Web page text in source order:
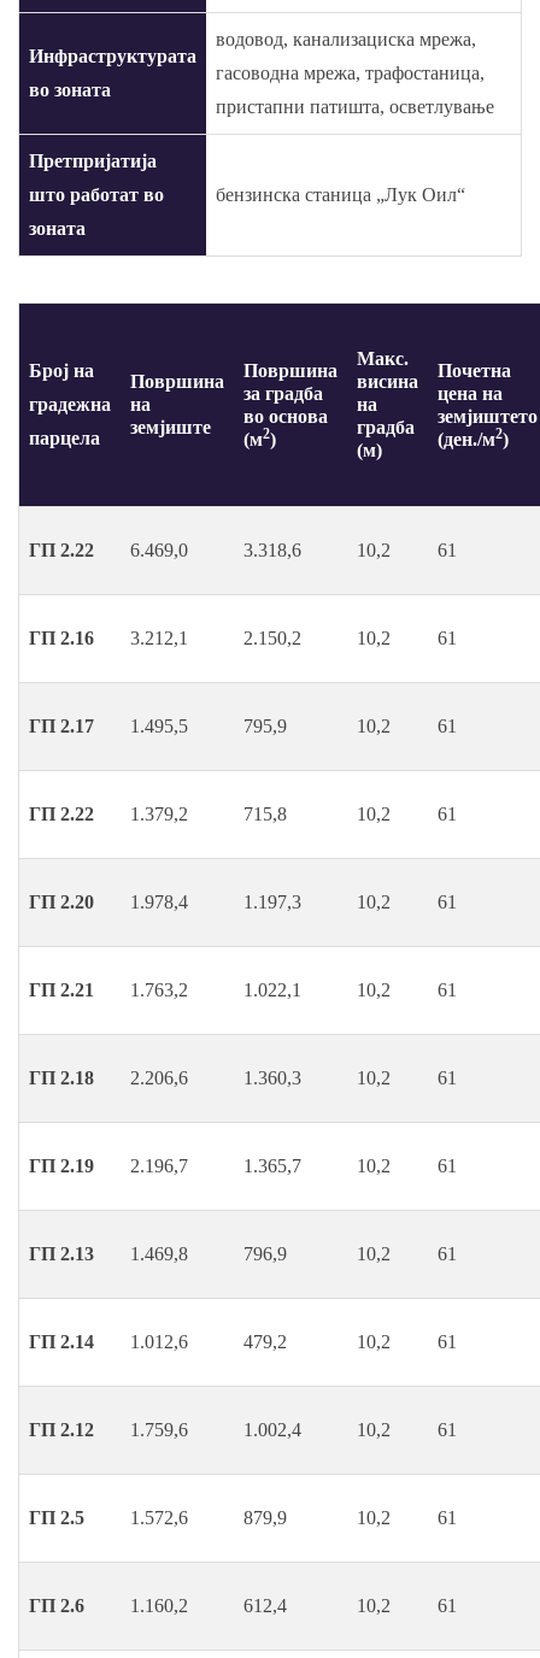
Инфраструктурата
во зоната
водовод, канализациска мрежа,
гасоводна мрежа, трафостаница,
пристапни патишта, осветлување
Претпријатија
што работат во
зоната
бензинска станица „Лук Оил“
Број на
градежна
парцела
Површина
на
земјиште
Површина
за градба
во основа
(м2)
Макс.
висина
на
градба
(м)
Почетна
цена на
земјиштето
(ден./м2)
ГП 2.22 6.469,0 3.318,6 10,2 61
ГП 2.16 3.212,1 2.150,2 10,2 61
ГП 2.17 1.495,5 795,9 10,2 61
ГП 2.22 1.379,2 715,8 10,2 61
ГП 2.20 1.978,4 1.197,3 10,2 61
ГП 2.21 1.763,2 1.022,1 10,2 61
ГП 2.18 2.206,6 1.360,3 10,2 61
ГП 2.19 2.196,7 1.365,7 10,2 61
ГП 2.13 1.469,8 796,9 10,2 61
ГП 2.14 1.012,6 479,2 10,2 61
ГП 2.12 1.759,6 1.002,4 10,2 61
ГП 2.5 1.572,6 879,9 10,2 61
ГП 2.6 1.160,2 612,4 10,2 61